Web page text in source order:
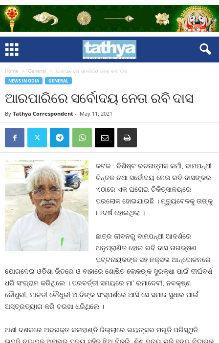
Home General ଆରପାରିରେ ସର୍ବୋଦୟ ନେତା ରବି ଦାସ
NEWS IN ODIA GENERAL
ଆରପାରିରେ ସର୍ବୋଦୟ ନେତା ରବି ଦାସ
By Tathya Correspondent - May 11, 2021
କଟକ : ବିଶିଷ୍ଟ ରଚନାତ୍ମକ କର୍ମୀ, ବାମପନ୍ଥୀ
ଚିନ୍ତକ ତଥା ସର୍ବୋଦୟ ନେତା ରବି ଦାସଙ୍କର
ଏଠାରେ ଏକ ଘରୋଇ ଚିକିତ୍ସାଳୟରେ
ପରଲୋକ ହୋଇଯାଇଛି । ମୃତ୍ୟୁବେଳକୁ ତାଙ୍କୁ
୮୨ବର୍ଷ ହୋଇଥିଲା ।
ଛାତ୍ର ଜୀବନରୁ ବାମପନ୍ଥୀ ଆଦର୍ଶରେ
ଅନୁପ୍ରାଣିତ ହୋଇ ରବି ଦାସ ନାଗଭୂଷଣ
ପଟ୍ଟନାୟକଙ୍କ ସହ ନକ୍ସଲ ଆନ୍ଦୋଳନରେ
ଯୋଗଦେଇ ଓଡିଶା ଭିତରେ ଓ ବାହାରେ ଶୋଷିତ ଲୋକଙ୍କ ସୁରକ୍ଷା ପାଇଁ ଦୀର୍ଘବର୍ଷ
ଧରି ସଂଗ୍ରାମ କରିଥିଲେ । ପରବର୍ତ୍ତୀ ସମୟରେ ମା’ ରମାଦେବୀ, ନବକୃଷ୍ଣ
ଚୌଧୁରୀ, ମାଳତୀ ଚୌଧୁରୀ ଆଦିଙ୍କ ସଂସ୍ପର୍ଶରେ ଆସି ସେ ସମାଜ ସୁଧାର ପାଇଁ
ଅସ୍ତ୍ରତ୍ୟାଗ କରି ଚରଖା ଧରିଥିଲେ ।
ଅଶୀ ଦଶକରେ ଅବଭକ୍ତ କଳାହାଣ୍ଡି ଜିଲ୍ଲାରେ ଭୟଙ୍କର ମରୁଡି ପରିସ୍ଥିତି